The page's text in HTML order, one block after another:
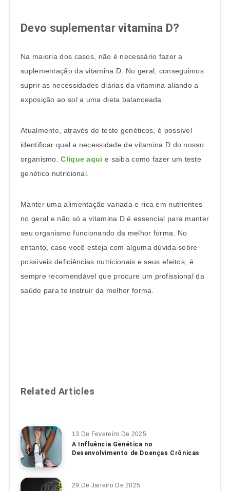
Devo suplementar vitamina D?
Na maioria dos casos, não é necessário fazer a
suplementação da vitamina D. No geral, conseguimos
suprir as necessidades diárias da vitamina aliando a
exposição ao sol a uma dieta balanceada.
Atualmente, através de teste genéticos, é possível
identificar qual a necessidade de vitamina D do nosso
organismo.Clique aqui e saiba como fazer um teste
genético nutricional.
Manter uma alimentação variada e rica em nutrientes
no geral e não só a vitamina D é essencial para manter
seu organismo funcionando da melhor forma. No
entanto, caso você esteja com alguma dúvida sobre
possíveis deficiências nutricionais e seus efeitos, é
sempre recomendável que procure um profissional da
saúde para te instruir da melhor forma.
Related Articles
13 De Fevereiro De 2025
A Influência Genética no
Desenvolvimento de Doenças Crônicas
29 De Janeiro De 2025